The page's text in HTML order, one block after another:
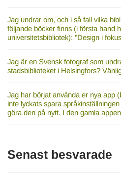
Jag undrar om, och i så fall vilka
följande böcker finns (i första hand
universitetsbibliotek): "Design i
Jag är en Svensk fotograf som
stadsbiblioteket i Helsingfors?
Jag har börjat använda er nya app
inte lyckats spara
göra den på nytt. I den gamla
Senast besvarade